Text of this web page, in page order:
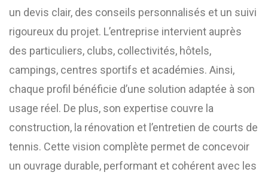
un devis clair, des conseils personnalisés et un suivi
rigoureux du projet. L’entreprise intervient auprès
des particuliers, clubs, collectivités, hôtels,
campings, centres sportifs et académies. Ainsi,
chaque profil bénéficie d’une solution adaptée à son
usage réel. De plus, son expertise couvre la
construction, la rénovation et l’entretien de courts de
tennis. Cette vision complète permet de concevoir
un ouvrage durable, performant et cohérent avec les